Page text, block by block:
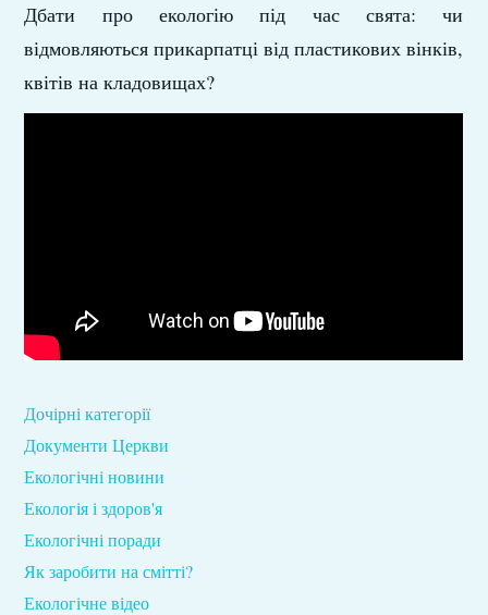
Дбати про екологію під час свята: чи
відмовляються прикарпатці від пластикових вінків,
квітів на кладовищах?
Дочірні категорії
Документи Церкви
Екологічні новини
Екологія і здоров'я
Екологічні поради
Як заробити на смітті?
Екологічне відео